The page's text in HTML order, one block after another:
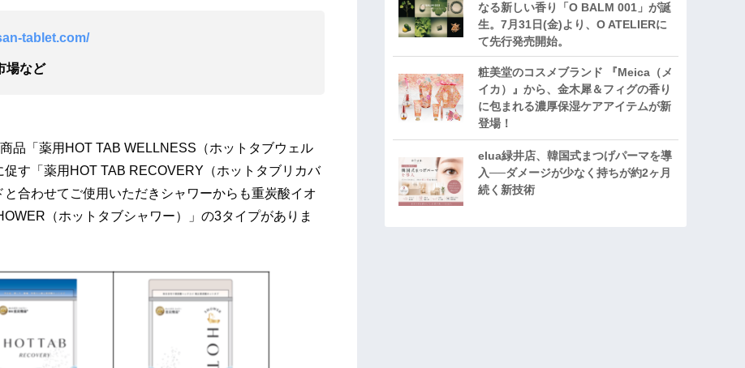
tablet.com/
場など
品「薬用HOT TAB WELLNESS（ホットタブウェル
す「薬用HOT TAB RECOVERY（ホットタブリカバ
合わせてご使用いただきシャワーからも重炭酸イオ
（ホットタブシャワー）」の3タイプがありま
なる新しい香り「O BALM 001」が誕
生。7月31日(金)より、O ATELIERに
て先行発売開始。
粧美堂のコスメブランド 『Meica（メ
イカ）』から、金木犀＆フィグの香り
に包まれる濃厚保湿ケアアイテムが新
登場！
elua緑井店、韓国式まつげパーマを導
入──ダメージが少なく持ちが約2ヶ月
続く新技術